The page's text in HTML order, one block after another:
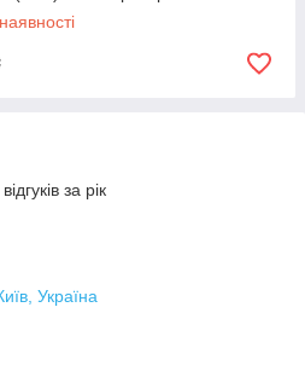
за рік
Україна